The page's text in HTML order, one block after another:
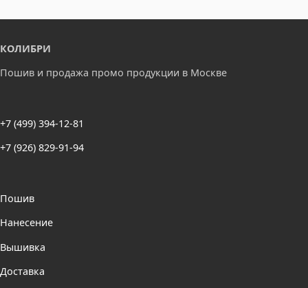
КОЛИБРИ
Пошив и продажа промо продукции в Москве
+7 (499) 394-12-81
+7 (926) 829-91-94
Пошив
Нанесение
Вышивка
Доставка